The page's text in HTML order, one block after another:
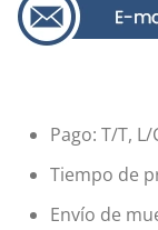
Pago: T/T, L/
Tiempo de
Envío de